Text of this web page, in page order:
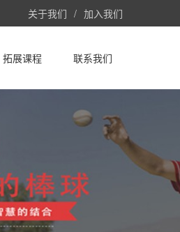
关于我们 / 加入我们
拓展课程 联系我们